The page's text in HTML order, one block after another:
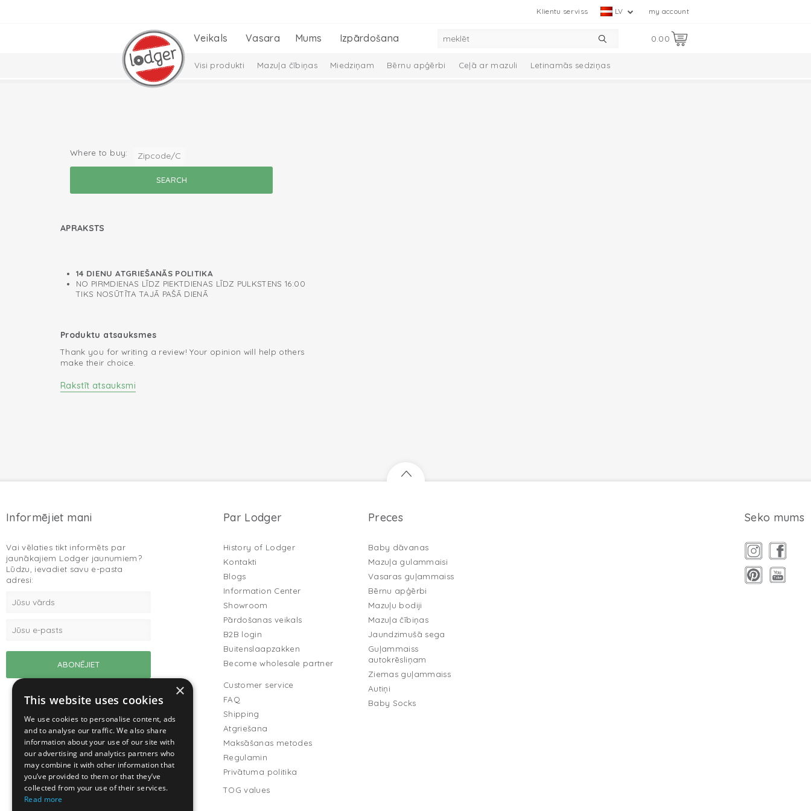
my account
LV
Klientu serviss
0.00
Veikals Vasara Mums Izpārdošana
Visi produkti Mazuļa čībiņas Miedziņam Bērnu apģērbi Ceļā ar mazuli Letinamās sedziņas
Where to buy:
APRAKSTS
14 DIENU ATGRIEŠANĀS POLITIKA
NO PIRMDIENAS LĪDZ PIEKTDIENAS LĪDZ PULKSTENS 16:00
TIKS NOSŪTĪTA TAJĀ PAŠĀ DIENĀ
Produktu atsauksmes
Thank you for writing a review! Your opinion will help others
make their choice.
Rakstīt atsauksmi
Informējiet mani
Vai vēlaties tikt informēts par
jaunākajiem Lodger jaunumiem?
Lūdzu, ievadiet savu e-pasta
adresi:
Par Lodger
History of Lodger
Kontakti
Blogs
Information Center
Showroom
Pārdošanas veikals
B2B login
Buitenslaapzakken
Become wholesale partner
Customer service
FAQ
Shipping
Atgriešana
Maksāšanas metodes
Regulamin
Privātuma politika
TOG values
Preces
Baby dāvanas
Mazuļa gulammaisi
Vasaras guļammaiss
Bērnu apģērbi
Mazuļu bodiji
Mazuļa čībiņas
Jaundzimušā sega
Guļammaiss
autokrēsliņam
Ziemas guļammaiss
Autiņi
Baby Socks
Seko mums
×
This website uses cookies
We use cookies to personalise content, ads
and to analyse our traffic. We also share
information about your use of our site with
our advertising and analytics partners who
may combine it with other information that
you’ve provided to them or that they’ve
collected from your use of their services.
Read more